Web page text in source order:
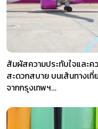
สัมผัสความประทับใจและค
สะดวกสบาย บนเส้นทางเที่
จากกรุงเทพฯ...